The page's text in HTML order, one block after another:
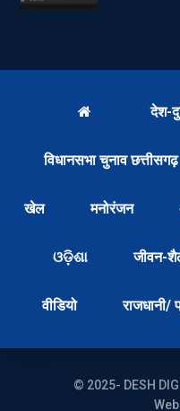
देश-
विधानसभा चुनाव छत्तीसगढ़
खेल मनोरंजन
ଓଡ଼ିଶା जीवन-
वीडियो राजधानी/
© 2025- DESH